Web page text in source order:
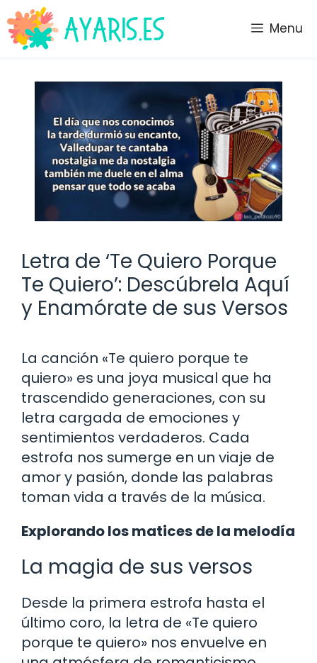
Saltar
al
contenido
Menu
Letra de ‘Te Quiero Porque
Te Quiero’: Descúbrela Aquí
y Enamórate de sus Versos
La canción «Te quiero porque te
quiero» es una joya musical que ha
trascendido generaciones, con su
letra cargada de emociones y
sentimientos verdaderos. Cada
estrofa nos sumerge en un viaje de
amor y pasión, donde las palabras
toman vida a través de la música.
Explorando los matices de la melodía
La magia de sus versos
Desde la primera estrofa hasta el
último coro, la letra de «Te quiero
porque te quiero» nos envuelve en